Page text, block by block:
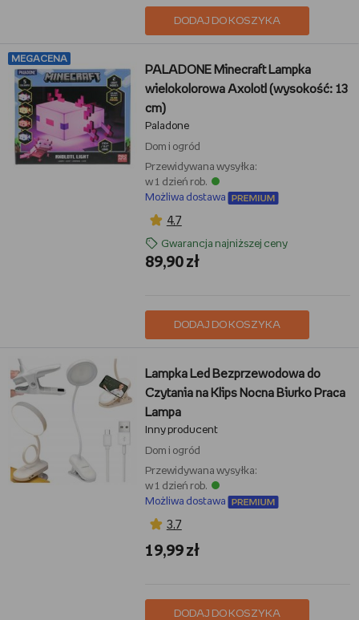
DODAJ DO KOSZYKA
MEGACENA
PALADONE Minecraft Lampka
wielokolorowa Axolotl (wysokość: 13
cm)
Paladone
Dom i ogród
Przewidywana wysyłka:
w 1 dzień rob.
Możliwa dostawa
4,7
Gwarancja najniższej ceny
89,90 zł
DODAJ DO KOSZYKA
Lampka Led Bezprzewodowa do
Czytania na Klips Nocna Biurko Praca
Lampa
Inny producent
Dom i ogród
Przewidywana wysyłka:
w 1 dzień rob.
Możliwa dostawa
3,7
19,99 zł
DODAJ DO KOSZYKA